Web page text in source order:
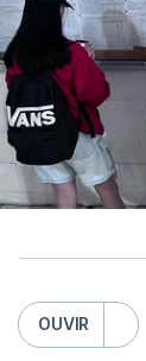
OUVIR